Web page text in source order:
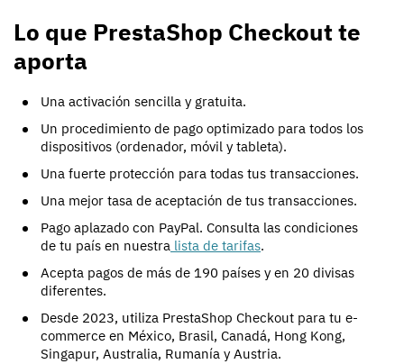
Lo que PrestaShop Checkout te
aporta
Una activación sencilla y gratuita.
Un procedimiento de pago optimizado para todos los
dispositivos (ordenador, móvil y tableta).
Una fuerte protección para todas tus transacciones.
Una mejor tasa de aceptación de tus transacciones.
Pago aplazado con PayPal. Consulta las condiciones
de tu país en nuestra lista de tarifas.
Acepta pagos de más de 190 países y en 20 divisas
diferentes.
Desde 2023, utiliza PrestaShop Checkout para tu e-
commerce en México, Brasil, Canadá, Hong Kong,
Singapur, Australia, Rumanía y Austria.